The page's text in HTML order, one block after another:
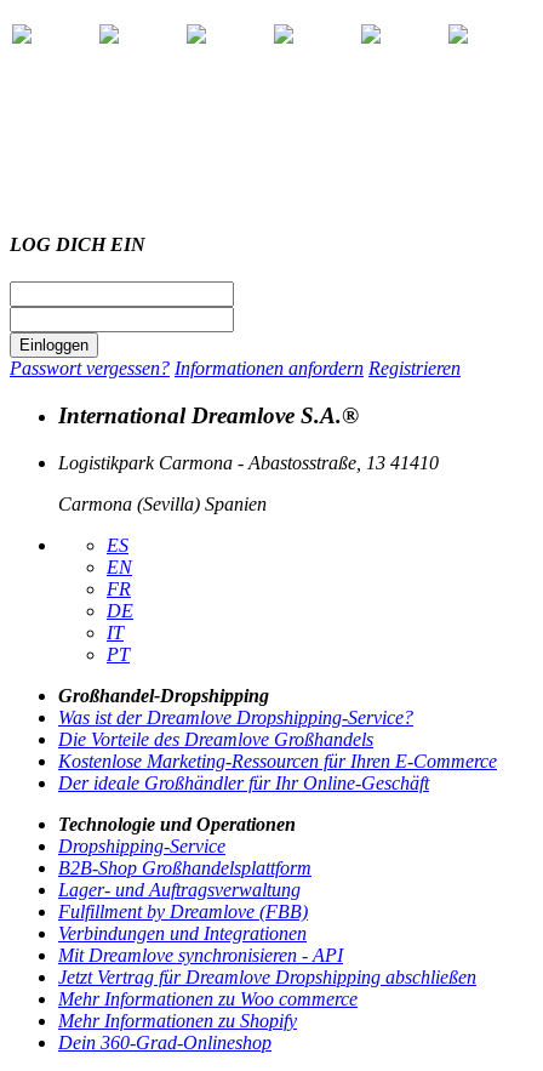
LOG DICH EIN
Passwort vergessen? Informationen anfordern Registrieren
International Dreamlove S.A.®
Logistikpark Carmona - Abastosstraße, 13 41410
Carmona (Sevilla) Spanien
ES
EN
FR
DE
IT
PT
Großhandel-Dropshipping
Was ist der Dreamlove Dropshipping-Service?
Die Vorteile des Dreamlove Großhandels
Kostenlose Marketing-Ressourcen für Ihren E-Commerce
Der ideale Großhändler für Ihr Online-Geschäft
Technologie und Operationen
Dropshipping-Service
B2B-Shop Großhandelsplattform
Lager- und Auftragsverwaltung
Fulfillment by Dreamlove (FBB)
Verbindungen und Integrationen
Mit Dreamlove synchronisieren - API
Jetzt Vertrag für Dreamlove Dropshipping abschließen
Mehr Informationen zu Woo commerce
Mehr Informationen zu Shopify
Dein 360-Grad-Onlineshop